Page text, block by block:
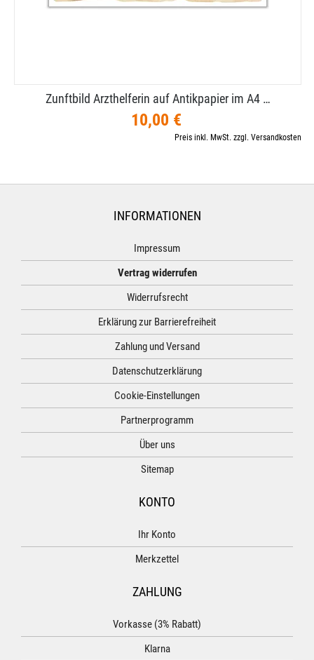
Zunftbild Arzthelferin auf Antikpapier im A4 …
10,00 €
Preis inkl. MwSt. zzgl. Versandkosten
INFORMATIONEN
Impressum
Vertrag widerrufen
Widerrufsrecht
Erklärung zur Barrierefreiheit
Zahlung und Versand
Datenschutzerklärung
Cookie-Einstellungen
Partnerprogramm
Über uns
Sitemap
KONTO
Ihr Konto
Merkzettel
ZAHLUNG
Vorkasse (3% Rabatt)
Klarna